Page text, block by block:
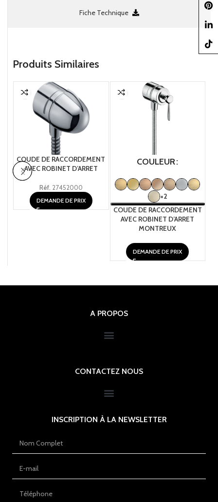
Fiche Technique
Produits Similaires
COUDE DE RACCORDEMENT
AVEC ROBINET D’ARRET
Réf. 27452000
DEMANDE DE PRIX
COULEUR
+2
COUDE DE RACCORDEMENT
AVEC ROBINET D’ARRET
MONTREUX
DEMANDE DE PRIX
A PROPOS
CONTACTEZ NOUS
INSCRIPTION À LA NEWSLETTER